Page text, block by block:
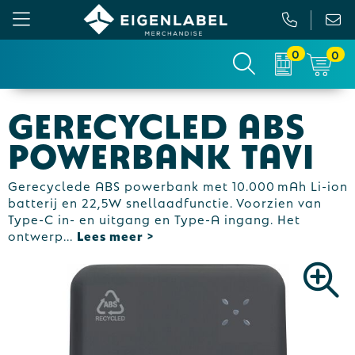
Gezichtsmaskers en mondkapjes
Werkkleding
Sportkleding & Teamwear
T-Shirts
Sweaters
Jassen
Relatiepakketten
Tassen
Anti-stress
Bidons en Sportflessen
Elektronica, Gadgets en USB
Feestartikelen
Huis, Tuin en Keuken
Custom made picknickkleed
Custom made sokken
Sportkratten & bidons
Custom-made paraplu
Custom-made hesjes
Custom-made onderzetters
Custom-made feestartikelen
Custom-made riemen
Binnenreclame
Buitenreclame
Vlaggen
Beurs & Presentatie
Drukwerk
0 0
Gerecycled ABS
powerbank Tavi
Gerecyclede ABS powerbank met 10.000 mAh Li-ion
batterij en 22,5W snellaadfunctie. Voorzien van
Type-C in- en uitgang en Type-A ingang. Het
ontwerp